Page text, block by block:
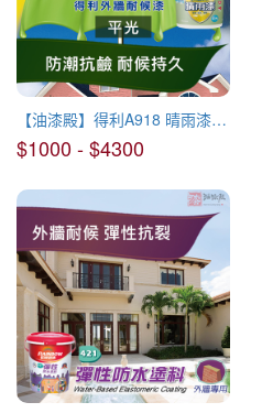
【油漆殿】得利A918 晴雨漆外牆耐候漆(平光)
$1000 - $4300